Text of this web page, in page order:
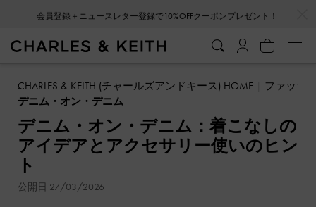
会員登録＋ニュースレター登録で10%OFFクーポンプレゼント！
CHARLES & KEITH (チャールズアンドキース) HOME
ファッシ
デニム・オン・デニム
デニム・オン・デニム：着こなしの
アイデアとアクセサリー使いのヒン
ト
公開日 27/03/2026